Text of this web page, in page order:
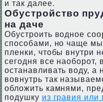
и так далее.
Обустройство
на даче
Обустроить водное
способами, но чаще
пленки, чтобы внутри
сегодня все наоборот,
останавливать воду, а
вовнутрь так
обложить камнями,
подушку из гравия или